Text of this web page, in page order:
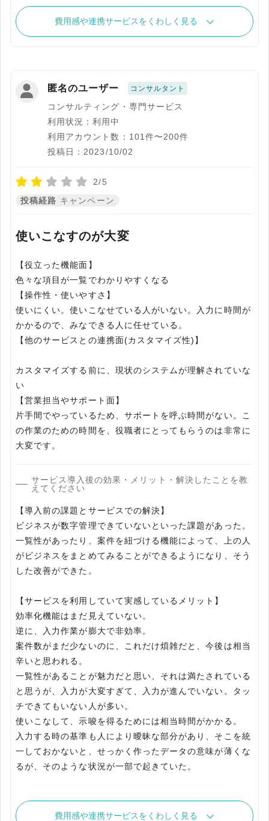
費用感や連携サービスをくわしく見る
匿名のユーザー コンサルタント
コンサルティング・専門サービス
利用状況：利用中
利用アカウント数：101件〜200件
投稿日：2023/10/02
2/5
投稿経路 キャンペーン
使いこなすのが大変
【役立った機能面】
色々な項目が一覧でわかりやすくなる
【操作性・使いやすさ】
使いにくい。使いこなせている人がいない。入力に時間が
かかるので、みなできる人に任せている。
【他のサービスとの連携面(カスタマイズ性)】
カスタマイズする前に、現状のシステムが理解されていな
い
【営業担当やサポート面】
片手間でやっているため、サポートを呼ぶ時間がない。こ
の作業のための時間を、役職者にとってもらうのは非常に
大変です。
サービス導入後の効果・メリット・解決したことを教
えてください
【導入前の課題とサービスでの解決】
ビジネスが数字管理できていないといった課題があった。
一覧性があったり、案件を紐づける機能によって、上の人
がビジネスをまとめてみることができるようになり、そう
した改善ができた。
【サービスを利用していて実感しているメリット】
効率化機能はまだ見えていない。
逆に、入力作業が膨大で非効率。
案件数がまだ少ないのに、これだけ煩雑だと、今後は相当
辛いと思われる。
一覧性があることが魅力だと思い、それは満たされている
と思うが、入力が大変すぎて、入力が進んでいない。タッ
チできてもいない人が多い。
使いこなして、示唆を得るためには相当時間がかかる。
入力する時の基準も人により曖昧な部分があり、そこを統
一しておかないと、せっかく作ったデータの意味が薄くな
費用感や連携サービスをくわしく見る